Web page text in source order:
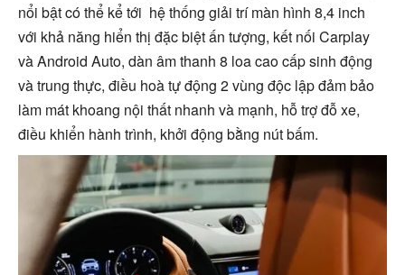
nổi bật có thể kể tới hệ thống giải trí màn hình 8,4 inch
với khả năng hiển thị đặc biệt ấn tượng, kết nối Carplay
và Android Auto, dàn âm thanh 8 loa cao cấp sinh động
và trung thực, điều hoà tự động 2 vùng độc lập đảm bảo
làm mát khoang nội thất nhanh và mạnh, hỗ trợ đỗ xe,
điều khiển hành trình, khởi động bằng nút bấm.